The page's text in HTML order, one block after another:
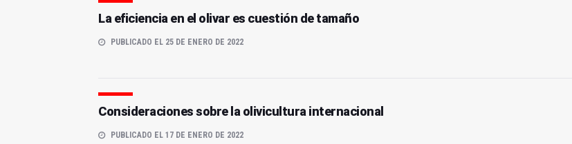
La eficiencia en el olivar es cuestión de tamaño
PUBLICADO EL 25 DE ENERO DE 2022
Consideraciones sobre la olivicultura internacional
PUBLICADO EL 17 DE ENERO DE 2022